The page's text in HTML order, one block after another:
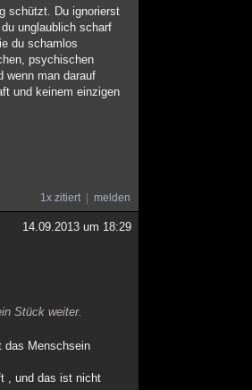
schützt. Du ignorierst
unglaublich scharf
du schamlos
psychischen
wenn man darauf
und keinem einzigen
1x zitiert melden
14.09.2013 um 18:29
Stück weiter.
das Menschsein
, und das ist nicht